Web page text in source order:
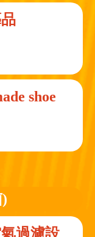
shoe
過濾設